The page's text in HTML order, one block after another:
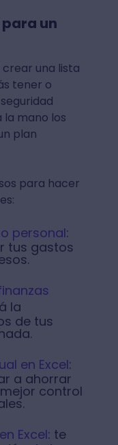
un
una lista
tener o
mano los
plan
para hacer
personal:
tus gastos
la
de tus
en Excel:
a ahorrar
control
Excel: te